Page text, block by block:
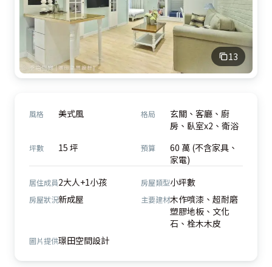
13
風格 美式風 格局
玄關、客廳、廚
房、臥室x2、衛浴
坪數 15 坪 預算
60 萬 (不含家具、
家電)
居住成員2大人+1小孩 房屋類型小坪數
房屋狀況新成屋 主要建材木作噴漆、超耐磨
塑膠地板、文化
石、栓木木皮
圖片提供璟田空間設計